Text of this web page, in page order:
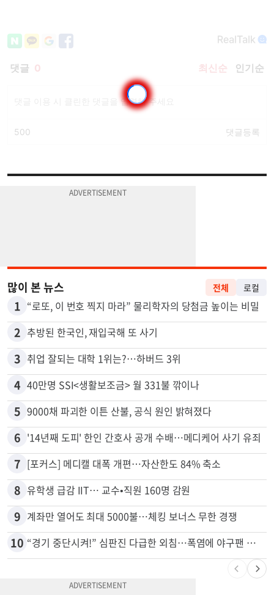
많이 본 뉴스
1 “로또, 이 번호 찍지 마라” 물리학자의 당첨금 높이는 비밀
2 추방된 한국인, 재입국해 또 사기
3 취업 잘되는 대학 1위는?…하버드 3위
4 40만명 SSI<생활보조금> 월 331불 깎이나
5 9000채 파괴한 이튼 산불, 공식 원인 밝혀졌다
6 '14년째 도피' 한인 간호사 공개 수배…메디케어 사기 유죄
7 [포커스] 메디캘 대폭 개편…자산한도 84% 축소
8 유학생 급감 IIT… 교수•직원 160명 감원
9 계좌만 열어도 최대 5000불…체킹 보너스 무한 경쟁
“경기 중단시켜!” 심판진 다급한 외침…폭염에 야구팬 쓰러졌다